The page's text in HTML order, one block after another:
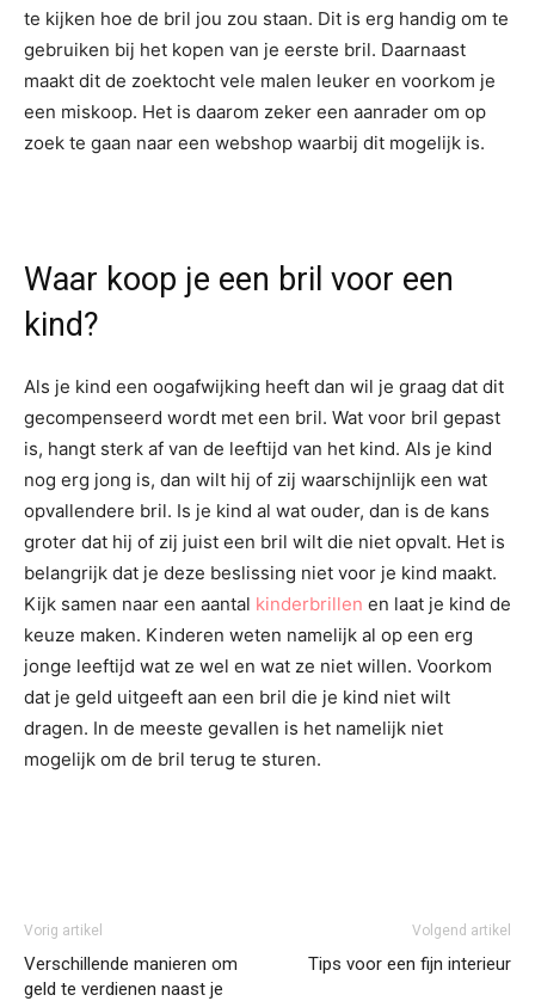
te kijken hoe de bril jou zou staan. Dit is erg handig om te
gebruiken bij het kopen van je eerste bril. Daarnaast
maakt dit de zoektocht vele malen leuker en voorkom je
een miskoop. Het is daarom zeker een aanrader om op
zoek te gaan naar een webshop waarbij dit mogelijk is.
Waar koop je een bril voor een
kind?
Als je kind een oogafwijking heeft dan wil je graag dat dit
gecompenseerd wordt met een bril. Wat voor bril gepast
is, hangt sterk af van de leeftijd van het kind. Als je kind
nog erg jong is, dan wilt hij of zij waarschijnlijk een wat
opvallendere bril. Is je kind al wat ouder, dan is de kans
groter dat hij of zij juist een bril wilt die niet opvalt. Het is
belangrijk dat je deze beslissing niet voor je kind maakt.
Kijk samen naar een aantal kinderbrillen en laat je kind de
keuze maken. Kinderen weten namelijk al op een erg
jonge leeftijd wat ze wel en wat ze niet willen. Voorkom
dat je geld uitgeeft aan een bril die je kind niet wilt
dragen. In de meeste gevallen is het namelijk niet
mogelijk om de bril terug te sturen.
Vorig artikel
Verschillende manieren om
geld te verdienen naast je
Volgend artikel
Tips voor een fijn interieur